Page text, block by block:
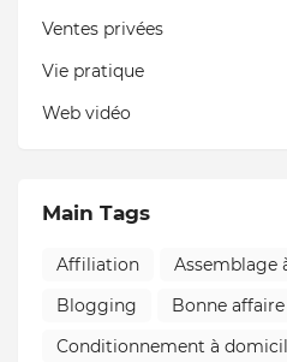
Ventes privées
Vie pratique
Web vidéo
Main Tags
Affiliation
Assemblage
Blogging
Bonne affaire
Conditionnement à